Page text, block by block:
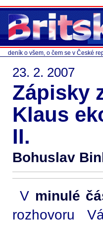
deník o všem, o čem se v České
23. 2. 2007
Zápisky
Klaus
II.
Bohuslav
V minulé
rozhovoru